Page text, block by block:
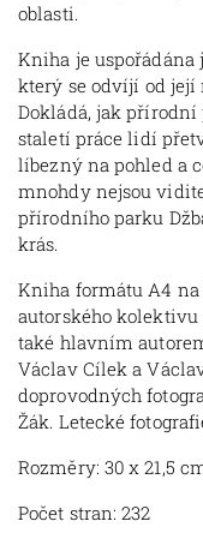
oblasti.
Kniha je
který se odvíjí od její
Dokládá, jak
staletí práce lidí
líbezný na pohled a
mnohdy nejsou
přírodního parku
krás.
Kniha formátu A4
autorského
také hlavním
Václav Cílek a
doprovodných
Žák. Letecké
Rozměry: 30 x 21,5
Počet stran: 232